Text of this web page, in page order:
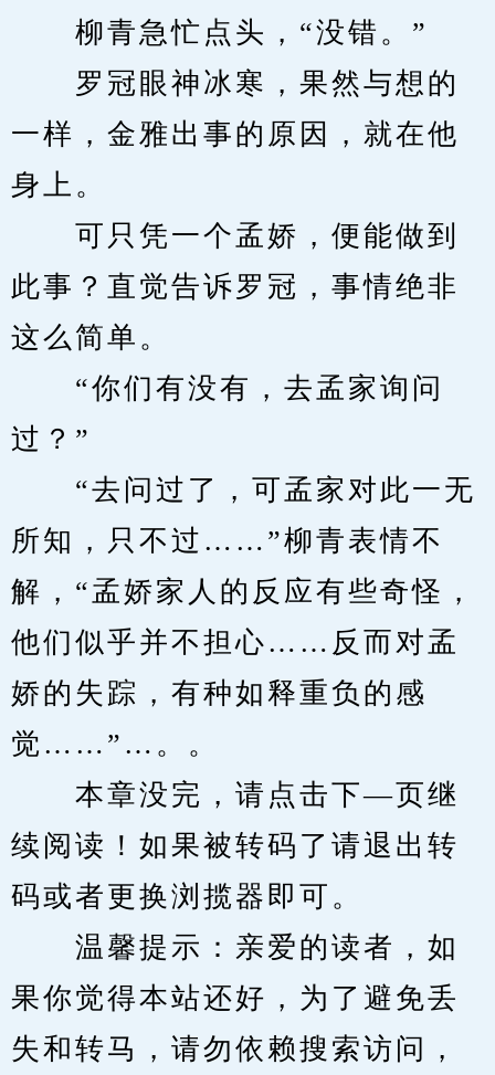
柳青急忙点头，“没错。”
罗冠眼神冰寒，果然与想的
一样，金雅出事的原因，就在他
身上。
可只凭一个孟娇，便能做到
此事？直觉告诉罗冠，事情绝非
这么简单。
“你们有没有，去孟家询问
过？”
“去问过了，可孟家对此一无
所知，只不过……”柳青表情不
解，“孟娇家人的反应有些奇怪，
他们似乎并不担心……反而对孟
娇的失踪，有种如释重负的感
觉……”…。。
本章没完，请点击下—页继
续阅读！如果被转码了请退出转
码或者更换浏揽器即可。
温馨提示：亲爱的读者，如
果你觉得本站还好，为了避免丢
失和转马，请勿依赖搜索访问，